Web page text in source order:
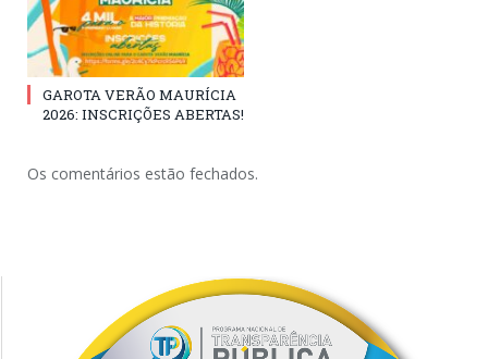
GAROTA VERÃO MAURÍCIA
2026: INSCRIÇÕES ABERTAS!
Os comentários estão fechados.